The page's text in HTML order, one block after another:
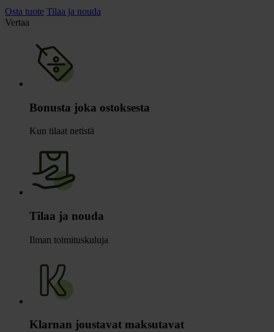
Osta tuote Tilaa ja nouda
Vertaa
Bonusta joka ostoksesta
Kun tilaat netistä
Tilaa ja nouda
Ilman toimituskuluja
Klarnan joustavat maksutavat